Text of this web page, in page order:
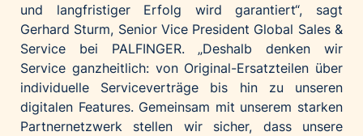
und langfristiger Erfolg wird garantiert“, sagt
Gerhard Sturm, Senior Vice President Global Sales &
Service bei PALFINGER. „Deshalb denken wir
Service ganzheitlich: von Original-Ersatzteilen über
individuelle Serviceverträge bis hin zu unseren
digitalen Features. Gemeinsam mit unserem starken
Partnernetzwerk stellen wir sicher, dass unsere